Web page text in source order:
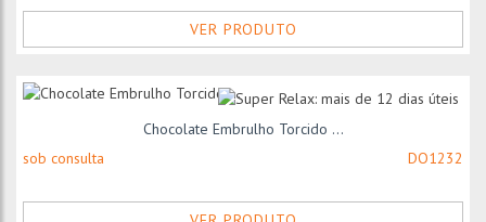
VER PRODUTO
Chocolate Embrulho Torcido ...
sob consulta
DO1232